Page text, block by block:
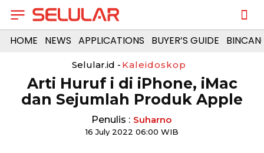
HOME NEWS APPLICATIONS BUYER’S GUIDE
Selular.id - Kaleidoskop
Arti Huruf i di iPhone, iMac
dan Sejumlah Produk Apple
Penulis : Suharno
16 July 2022 06:00 WIB